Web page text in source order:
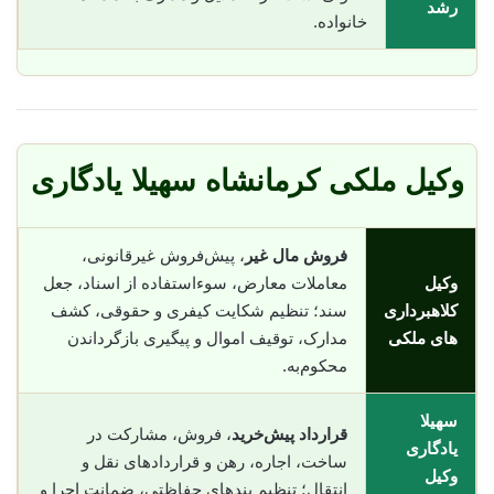
رشد
خانواده.
وکیل ملکی کرمانشاه سهیلا یادگاری
وکیل
کلاهبرداری
های ملکی
فروش مال غیر ، پیش‌فروش غیرقانونی،
معاملات معارض، سوء‌استفاده از اسناد، جعل
سند؛ تنظیم شکایت کیفری و حقوقی، کشف
مدارک، توقیف اموال و پیگیری بازگرداندن
محکوم‌به.
سهیلا
یادگاری
وکیل
قرارداد پیش‌خرید، فروش، مشارکت در
ساخت، اجاره، رهن و قراردادهای نقل و
انتقال؛ تنظیم بندهای حفاظتی، ضمانت اجرا و